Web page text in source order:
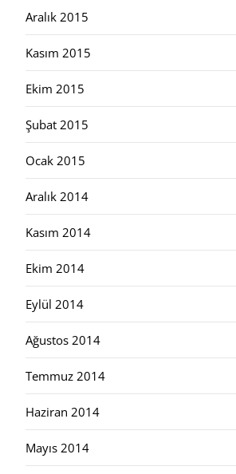
Aralık 2015
Kasım 2015
Ekim 2015
Şubat 2015
Ocak 2015
Aralık 2014
Kasım 2014
Ekim 2014
Eylül 2014
Ağustos 2014
Temmuz 2014
Haziran 2014
Mayıs 2014